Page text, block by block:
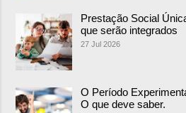
Prestação Social
que serão integrados
27 Jul 2026
O Período
O que deve saber.